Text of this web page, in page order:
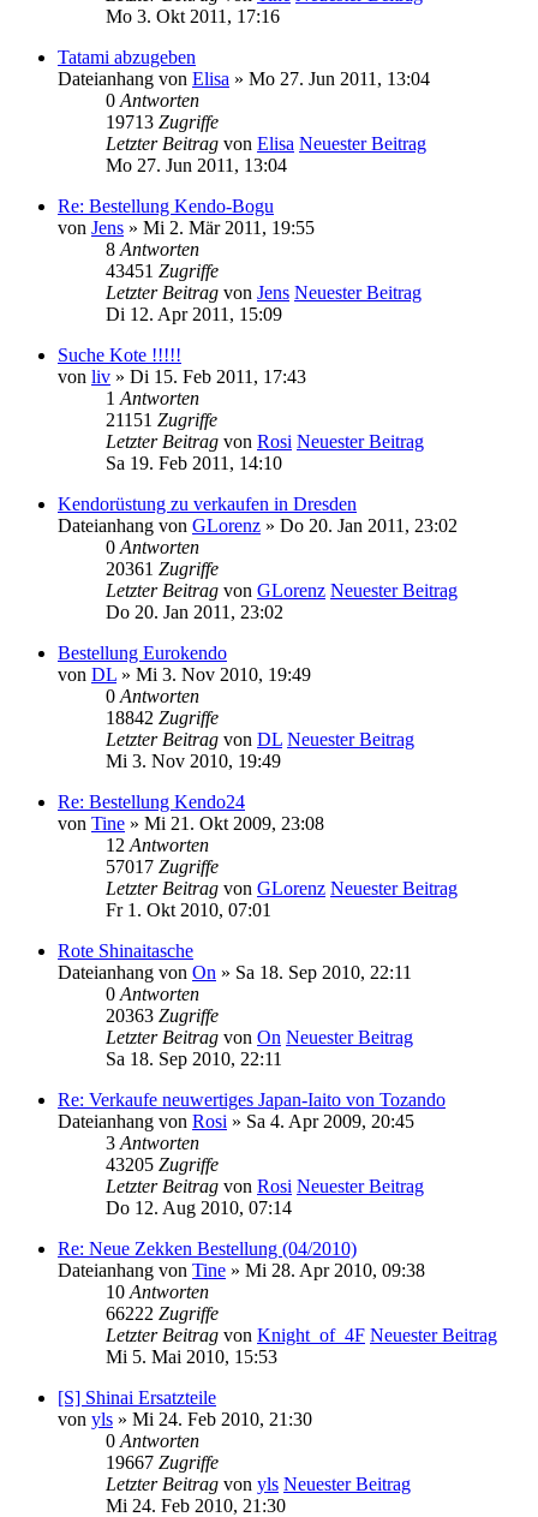
Mo 3. Okt 2011, 17:16
Tatami abzugeben
Dateianhang von Elisa » Mo 27. Jun 2011, 13:04
0 Antworten
19713 Zugriffe
Letzter Beitrag von Elisa Neuester Beitrag
Mo 27. Jun 2011, 13:04
Re: Bestellung Kendo-Bogu
von Jens » Mi 2. Mär 2011, 19:55
8 Antworten
43451 Zugriffe
Letzter Beitrag von Jens Neuester Beitrag
Di 12. Apr 2011, 15:09
Suche Kote !!!!!
von liv » Di 15. Feb 2011, 17:43
1 Antworten
21151 Zugriffe
Letzter Beitrag von Rosi Neuester Beitrag
Sa 19. Feb 2011, 14:10
Kendorüstung zu verkaufen in Dresden
Dateianhang von GLorenz » Do 20. Jan 2011, 23:02
0 Antworten
20361 Zugriffe
Letzter Beitrag von GLorenz Neuester Beitrag
Do 20. Jan 2011, 23:02
Bestellung Eurokendo
von DL » Mi 3. Nov 2010, 19:49
0 Antworten
18842 Zugriffe
Letzter Beitrag von DL Neuester Beitrag
Mi 3. Nov 2010, 19:49
Re: Bestellung Kendo24
von Tine » Mi 21. Okt 2009, 23:08
12 Antworten
57017 Zugriffe
Letzter Beitrag von GLorenz Neuester Beitrag
Fr 1. Okt 2010, 07:01
Rote Shinaitasche
Dateianhang von On » Sa 18. Sep 2010, 22:11
0 Antworten
20363 Zugriffe
Letzter Beitrag von On Neuester Beitrag
Sa 18. Sep 2010, 22:11
Re: Verkaufe neuwertiges Japan-Iaito von Tozando
Dateianhang von Rosi » Sa 4. Apr 2009, 20:45
3 Antworten
43205 Zugriffe
Letzter Beitrag von Rosi Neuester Beitrag
Do 12. Aug 2010, 07:14
Re: Neue Zekken Bestellung (04/2010)
Dateianhang von Tine » Mi 28. Apr 2010, 09:38
10 Antworten
66222 Zugriffe
Letzter Beitrag von Knight_of_4F Neuester Beitrag
Mi 5. Mai 2010, 15:53
[S] Shinai Ersatzteile
von yls » Mi 24. Feb 2010, 21:30
0 Antworten
19667 Zugriffe
Letzter Beitrag von yls Neuester Beitrag
Mi 24. Feb 2010, 21:30